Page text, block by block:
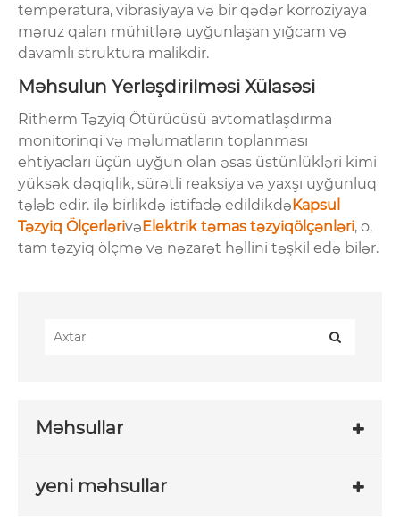
temperatura, vibrasiyaya və bir qədər korroziyaya
məruz qalan mühitlərə uyğunlaşan yığcam və
davamlı struktura malikdir.
Məhsulun Yerləşdirilməsi Xülasəsi
Ritherm Təzyiq Ötürücüsü avtomatlaşdırma
monitorinqi və məlumatların toplanması
ehtiyacları üçün uyğun olan əsas üstünlükləri kimi
yüksək dəqiqlik, sürətli reaksiya və yaxşı uyğunluq
tələb edir. ilə birlikdə istifadə edildikdəKapsul
Təzyiq ÖlçerlərivəElektrik təmas təzyiqölçənləri, o,
tam təzyiq ölçmə və nəzarət həllini təşkil edə bilər.
Məhsullar
yeni məhsullar